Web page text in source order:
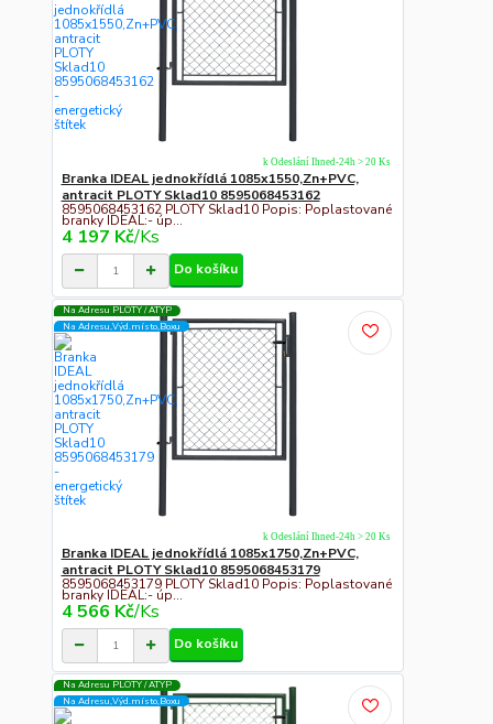
Branka IDEAL jednokřídlá 1085x1550,Zn+PVC,
antracit PLOTY Sklad10 8595068453162
8595068453162 PLOTY Sklad10 Popis: Poplastované
branky IDEAL:- úp...
4 197 Kč/Ks
k Odeslání Ihned-24h > 20 Ks
Do košíku
Na Adresu PLOTY / ATYP
Na Adresu,Výd.místo,Boxu
Branka IDEAL jednokřídlá 1085x1750,Zn+PVC,
antracit PLOTY Sklad10 8595068453179
8595068453179 PLOTY Sklad10 Popis: Poplastované
branky IDEAL:- úp...
4 566 Kč/Ks
k Odeslání Ihned-24h > 20 Ks
Do košíku
Na Adresu PLOTY / ATYP
Na Adresu,Výd.místo,Boxu